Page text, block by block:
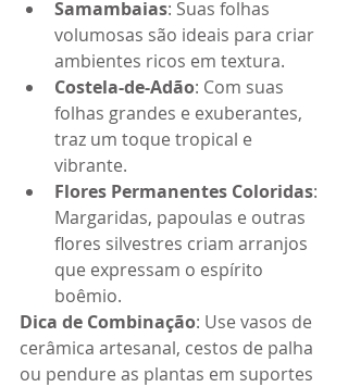
Samambaias: Suas folhas
volumosas são ideais para criar
ambientes ricos em textura.
Costela-de-Adão: Com suas
folhas grandes e exuberantes,
traz um toque tropical e
vibrante.
Flores Permanentes Coloridas:
Margaridas, papoulas e outras
flores silvestres criam arranjos
que expressam o espírito
boêmio.
Dica de Combinação: Use vasos de
cerâmica artesanal, cestos de palha
ou pendure as plantas em suportes